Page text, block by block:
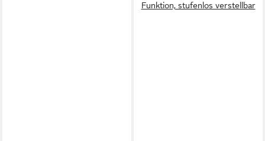
Funktion, stufenlos verstellbar